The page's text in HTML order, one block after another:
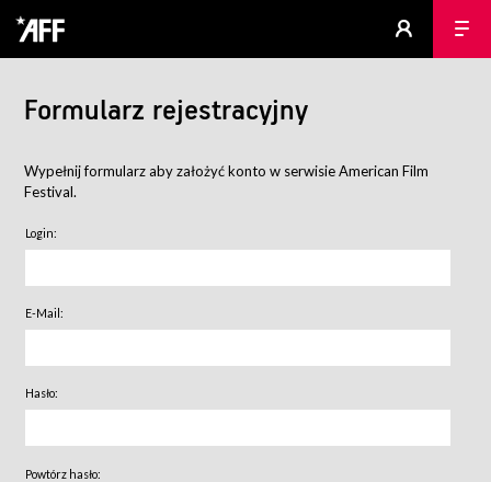
Formularz rejestracyjny
Wypełnij formularz aby założyć konto w serwisie American Film
Festival.
Login:
E-Mail:
Hasło:
Powtórz hasło: